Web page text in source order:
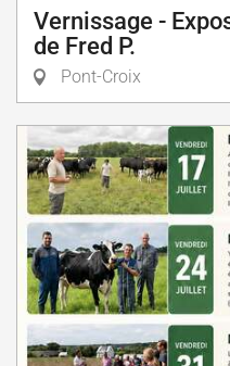
Vernissage -
de Fred P.
Pont-Croix